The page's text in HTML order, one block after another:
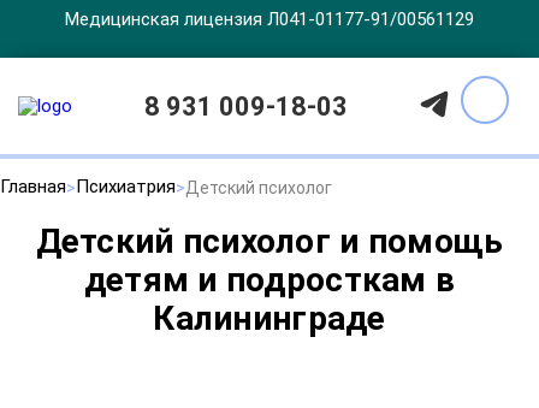
Медицинская лицензия Л041-01177-91/00561129
8 931 009-18-03
Главная Психиатрия Детский психолог
Детский психолог и помощь
детям и подросткам в
Калининграде